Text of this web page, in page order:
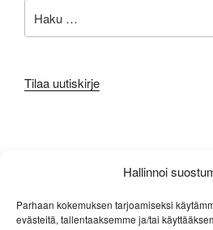
Hallinnoi
Parhaan kokemuksen tarjoamiseksi
evästeitä, tallentaaksemme ja/tai
Tilaa uutiskirje
Sisältösyöte